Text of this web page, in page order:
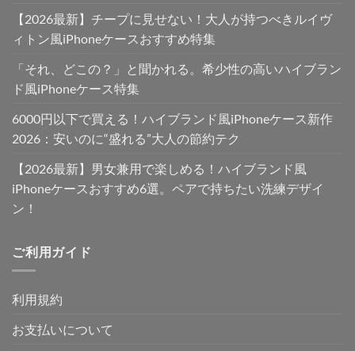
【2026最新】チープに見せない！大人が持つべきルイヴ
ィトン風iPhoneケースおすすめ特集
「それ、どこの？」と聞かれる。希少性の高いハイブラン
ド風iPhoneケース特集
6000円以下で買える！ハイブランド風iPhoneケース新作
2026：安いのに“盛れる”大人の節約テク
【2026最新】男女兼用で楽しめる！ハイブランド風
iPhoneケースおすすめ6選。ペアで持ちたい洗練デザイ
ン！
ご利用ガイド
利用規約
お支払いについて